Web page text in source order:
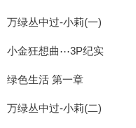
万绿丛中过-小莉(一)
小金狂想曲⋯3P纪实
绿色生活 第一章
万绿丛中过-小莉(二)